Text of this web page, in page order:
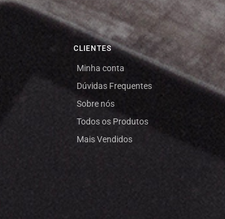
CLIENTES
Minha conta
Dúvidas Frequentes
Sobre nós
Todos os Produtos
Mais Vendidos